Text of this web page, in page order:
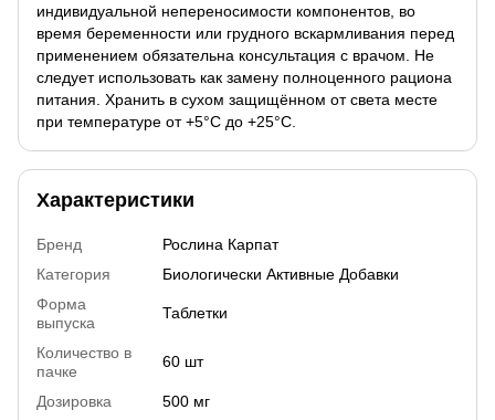
индивидуальной непереносимости компонентов, во
время беременности или грудного вскармливания перед
применением обязательна консультация с врачом. Не
следует использовать как замену полноценного рациона
питания. Хранить в сухом защищённом от света месте
при температуре от +5°С до +25°С.
Характеристики
Бренд
Рослина Карпат
Категория
Биологически Активные Добавки
Форма
выпуска
Таблетки
Количество в
пачке
60 шт
Дозировка
500 мг